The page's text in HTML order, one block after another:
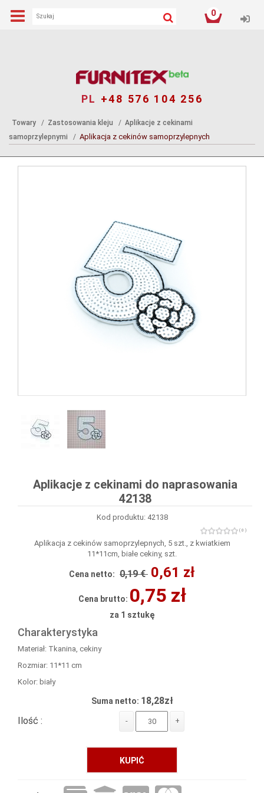
0
PL +48 576 104 256
Towary Zastosowania kleju
Aplikacje z cekinami
samoprzylepnymi
Aplikacja z cekinów samoprzylepnych
Aplikacje z cekinami do naprasowania
42138
Kod produktu: 42138
( 0 )
Aplikacja z cekinów samoprzylepnych, 5 szt., z kwiatkiem
11*11cm, białe cekiny, szt.
Cena netto: 0,19 € 0,61 zł
Cena brutto: 0,75 zł
za 1 sztukę
Charakterystyka
Materiał: Tkanina, cekiny
Rozmiar: 11*11 cm
Kolor: biały
Suma netto: 18,28zł
Ilość :
- +
KUPIĆ